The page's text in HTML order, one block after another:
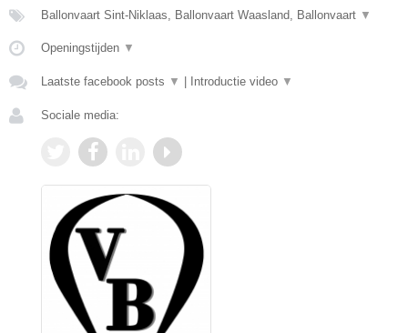
Ballonvaart Sint-Niklaas, Ballonvaart Waasland, Ballonvaart ▼
Openingstijden ▼
Laatste facebook posts ▼ Introductie video ▼
Sociale media: